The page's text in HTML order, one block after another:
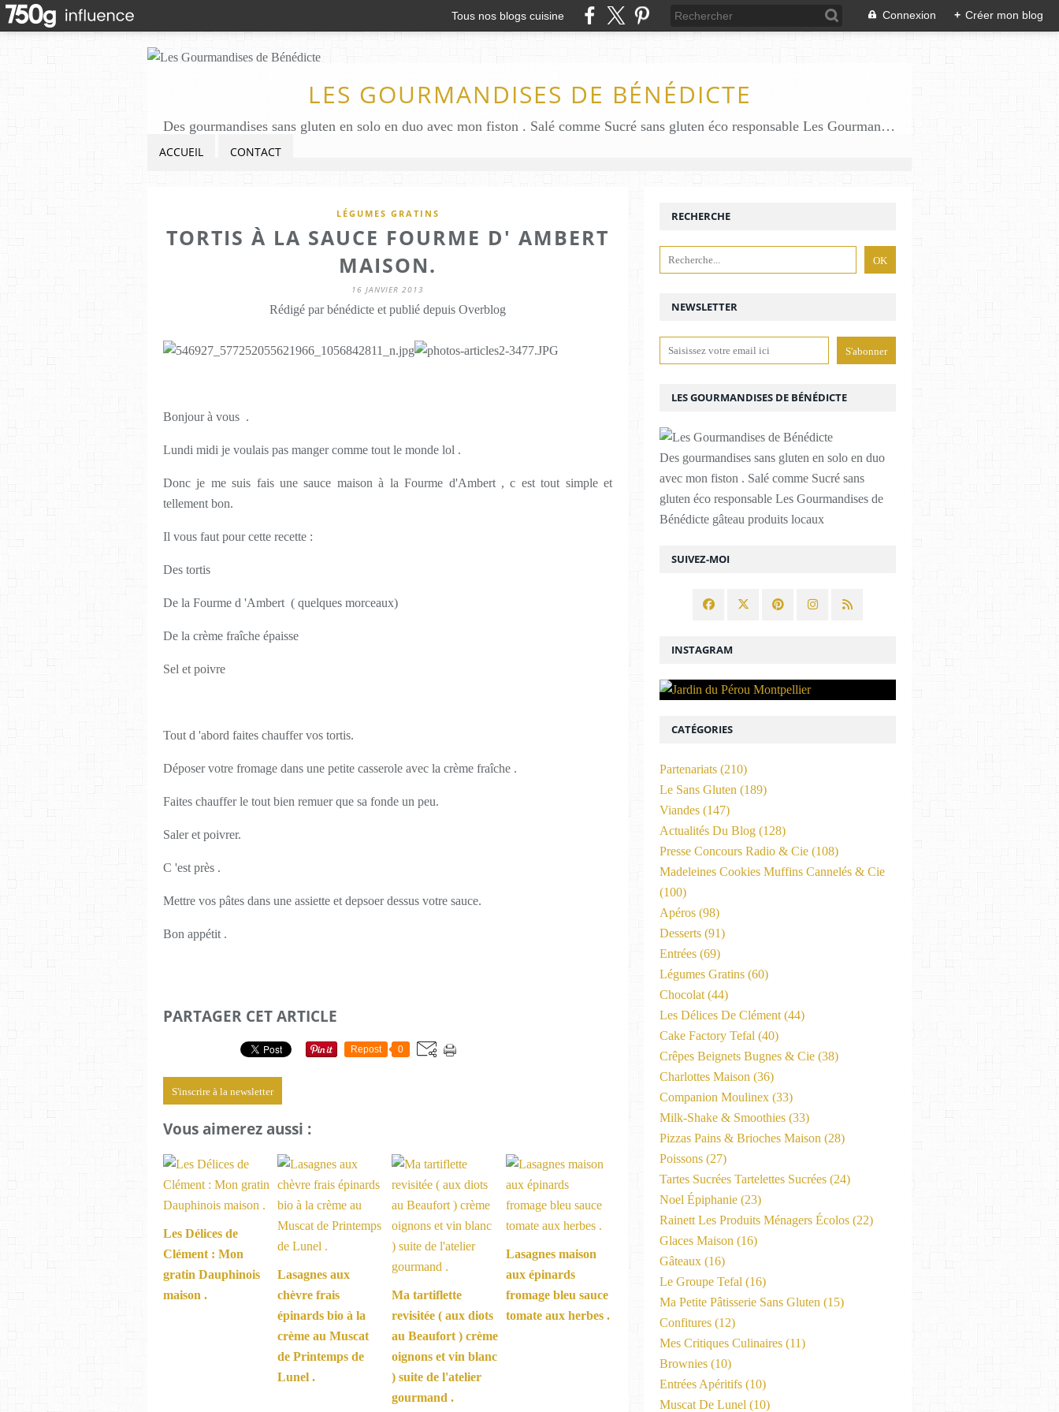
Tous nos blogs cuisine Connexion + Créer mon blog
LES GOURMANDISES DE BÉNÉDICTE
Des gourmandises sans gluten en solo en duo avec mon fiston . Salé comme Sucré sans gluten éco responsable Les Gourmandises de Bénédicte gâteau produits locaux
ACCUEIL CONTACT
LÉGUMES GRATINS
TORTIS À LA SAUCE FOURME D' AMBERT
MAISON.
16 JANVIER 2013
Rédigé par bénédicte et publié depuis Overblog
Bonjour à vous .
Lundi midi je voulais pas manger comme tout le monde lol .
Donc je me suis fais une sauce maison à la Fourme d'Ambert , c est tout simple et
tellement bon.
Il vous faut pour cette recette :
Des tortis
De la Fourme d 'Ambert ( quelques morceaux)
De la crème fraîche épaisse
Sel et poivre
Tout d 'abord faites chauffer vos tortis.
Déposer votre fromage dans une petite casserole avec la crème fraîche .
Faites chauffer le tout bien remuer que sa fonde un peu.
Saler et poivrer.
C 'est près .
Mettre vos pâtes dans une assiette et depsoer dessus votre sauce.
Bon appétit .
PARTAGER CET ARTICLE
Repost 0
S'inscrire à la newsletter
Vous aimerez aussi :
Les Délices de
Clément : Mon
gratin Dauphinois
maison .
Lasagnes aux
chèvre frais
épinards bio à la
crème au Muscat
de Printemps de
Lunel .
Ma tartiflette
revisitée ( aux diots
au Beaufort ) crème
oignons et vin blanc
) suite de l'atelier
gourmand .
Lasagnes maison
aux épinards
fromage bleu sauce
tomate aux herbes .
NEWSLETTER
SUIVEZ-MOI
RECHERCHE
LES GOURMANDISES DE BÉNÉDICTE
Des gourmandises sans gluten en solo en duo
avec mon fiston . Salé comme Sucré sans
gluten éco responsable Les Gourmandises de
Bénédicte gâteau produits locaux
INSTAGRAM
CATÉGORIES
Partenariats (210)
Le Sans Gluten (189)
Viandes (147)
Actualités Du Blog (128)
Presse Concours Radio & Cie (108)
Madeleines Cookies Muffins Cannelés & Cie
(100)
Apéros (98)
Desserts (91)
Entrées (69)
Légumes Gratins (60)
Chocolat (44)
Les Délices De Clément (44)
Cake Factory Tefal (40)
Crêpes Beignets Bugnes & Cie (38)
Charlottes Maison (36)
Companion Moulinex (33)
Milk-Shake & Smoothies (33)
Pizzas Pains & Brioches Maison (28)
Poissons (27)
Tartes Sucrées Tartelettes Sucrées (24)
Noel Épiphanie (23)
Rainett Les Produits Ménagers Écolos (22)
Glaces Maison (16)
Gâteaux (16)
Le Groupe Tefal (16)
Ma Petite Pâtisserie Sans Gluten (15)
Confitures (12)
Mes Critiques Culinaires (11)
Brownies (10)
Entrées Apéritifs (10)
Muscat De Lunel (10)